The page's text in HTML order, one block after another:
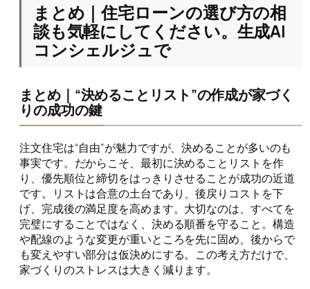
まとめ｜住宅ローンの選び方の相
談も気軽にしてください。生成AI
コンシェルジュで
まとめ｜“決めることリスト”の作成が家づく
りの成功の鍵
注文住宅は“自由”が魅力ですが、決めることが多いのも
事実です。だからこそ、最初に決めることリストを作
り、優先順位と締切をはっきりさせることが成功の近道
です。リストは合意の土台であり、後戻りコストを下
げ、完成後の満足度を高めます。大切なのは、すべてを
完璧にすることではなく、決める順番を守ること。構造
や配線のような変更が重いところを先に固め、後からで
も変えやすい部分は仮決めにする。この考え方だけで、
家づくりのストレスは大きく減ります。